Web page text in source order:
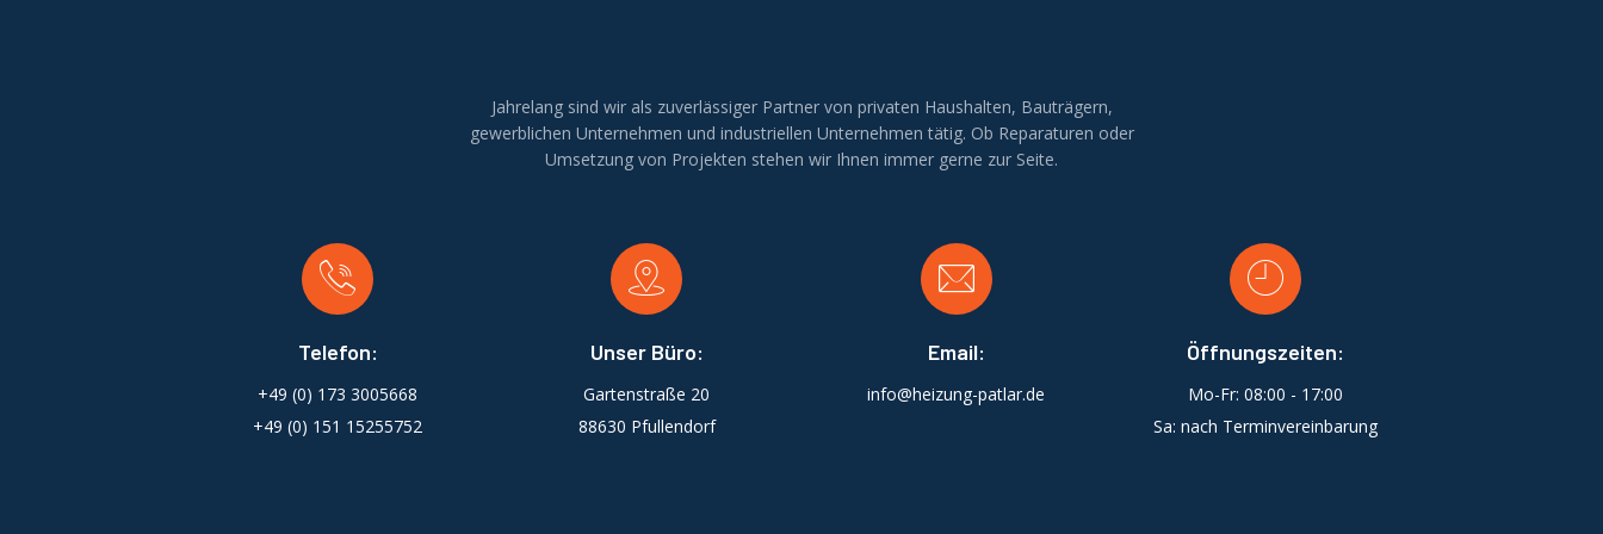
Jahrelang sind wir als zuverlässiger Partner von privaten Haushalten, Bauträgern,
gewerblichen Unternehmen und industriellen Unternehmen tätig. Ob Reparaturen oder
Umsetzung von Projekten stehen wir Ihnen immer gerne zur Seite.
Telefon:
+49 (0) 173 3005668
+49 (0) 151 15255752
Unser Büro:
Gartenstraße 20
88630 Pfullendorf
Email:
info@heizung-patlar.de
Öffnungszeiten:
Mo-Fr: 08:00 - 17:00
Sa: nach Terminvereinbarung